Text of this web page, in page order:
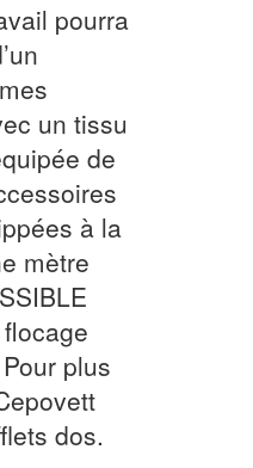
pourra
un tissu
de
à la
mètre
plus
dos.